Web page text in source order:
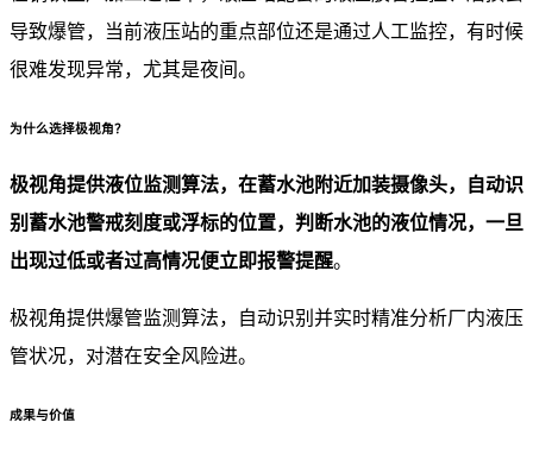
导致爆管，当前液压站的重点部位还是通过人工监控，有时候
很难发现异常，尤其是夜间。
为什么选择极视角？
极视角提供液位监测算法，在蓄水池附近加装摄像头，自动识
别蓄水池警戒刻度或浮标的位置，判断水池的液位情况，一旦
出现过低或者过高情况便立即报警提醒。
极视角提供爆管监测算法，自动识别并实时精准分析厂内液压
管状况，对潜在安全风险进。
成果与价值